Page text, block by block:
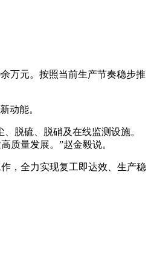
万元。按照当前生产节奏稳步推
动能。
脱硫、脱硝及在线监测设施。
质量发展。”赵金毅说。
，全力实现复工即达效、生产稳